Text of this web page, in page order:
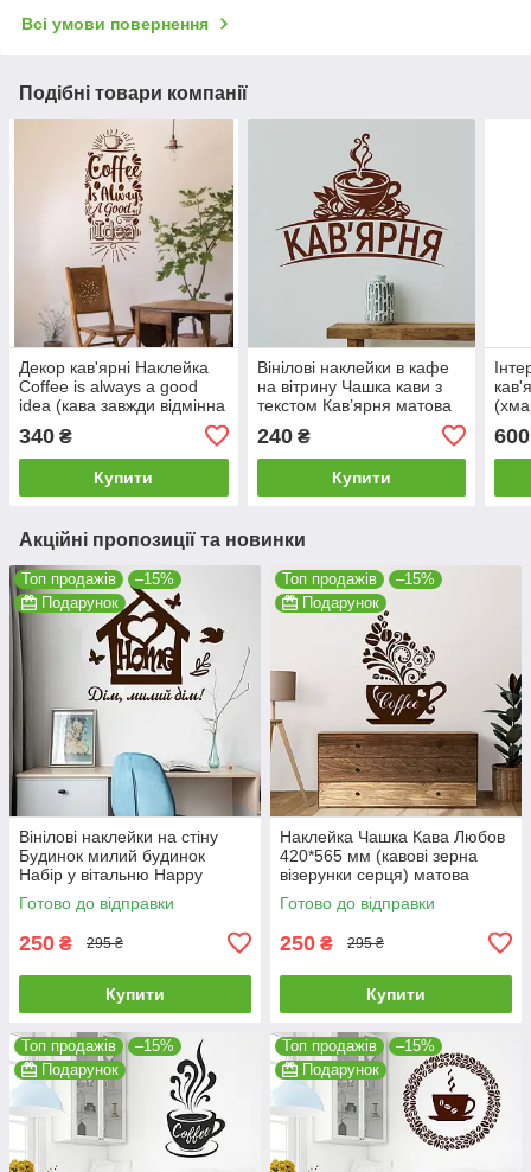
Всі умови повернення
Подібні товари компанії
Декор кав'ярні Наклейка
Coffee is always a good
idea (кава завжди відмінна
ідея) матова 420х970 мм
340 ₴
Купити
Вінілові наклейки в кафе
на вітрину Чашка кави з
текстом Кав’ярня матова
300х230 мм самоклейка
ПВХ
240₴
Купити
600
Акційні пропозиції та новинки
Топ продажів
–15%
Подарунок
Вінілові наклейки на стіну
Будинок милий будинок
Набір у вітальню Happy
Pocket Коричневий матовий
HP-096-800M
Готово до відправки
250 ₴ 295 ₴
Купити
Топ продажів
–15%
Подарунок
Наклейка Чашка Кава Любов
420*565 мм (кавові зерна
візерунки серця) матова
Коричневий
Готово до відправки
250 ₴ 295 ₴
Купити
Топ продажів
–15%
Подарунок
Топ продажів
–15%
Подарунок